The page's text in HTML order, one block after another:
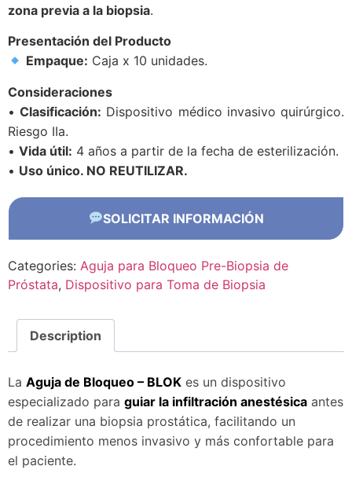
zona previa a la biopsia.
Presentación del Producto
Empaque: Caja x 10 unidades.
Consideraciones
•Clasificación: Dispositivo médico invasivo quirúrgico.
Riesgo IIa.
• Vida útil: 4 años a partir de la fecha de esterilización.
• Uso único. NO REUTILIZAR.
SOLICITAR INFORMACIÓN
Categories: Aguja para Bloqueo Pre-Biopsia de
Próstata, Dispositivo para Toma de Biopsia
Description
La Aguja de Bloqueo – BLOK es un dispositivo
especializado para guiar la infiltración anestésica antes
de realizar una biopsia prostática, facilitando un
procedimiento menos invasivo y más confortable para
el paciente.